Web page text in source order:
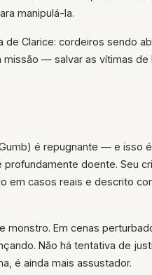
manipulá-la.
Clarice: cordeiros sendo
— salvar as vítimas de
é repugnante — e isso
doente. Seu
em casos reais e descrito
Em cenas
Não há tentativa de
é ainda mais assustador.